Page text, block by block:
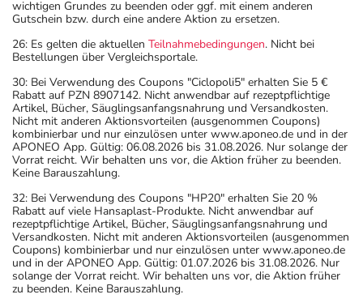
wichtigen Grundes zu beenden oder ggf. mit einem anderen
Gutschein bzw. durch eine andere Aktion zu ersetzen.
26: Es gelten die aktuellen Teilnahmebedingungen. Nicht bei
Bestellungen über Vergleichsportale.
30: Bei Verwendung des Coupons "Ciclopoli5" erhalten Sie 5 €
Rabatt auf PZN 8907142. Nicht anwendbar auf rezeptpflichtige
Artikel, Bücher, Säuglingsanfangsnahrung und Versandkosten.
Nicht mit anderen Aktionsvorteilen (ausgenommen Coupons)
kombinierbar und nur einzulösen unter www.aponeo.de und in der
APONEO App. Gültig: 06.08.2026 bis 31.08.2026. Nur solange der
Vorrat reicht. Wir behalten uns vor, die Aktion früher zu beenden.
Keine Barauszahlung.
32: Bei Verwendung des Coupons "HP20" erhalten Sie 20 %
Rabatt auf viele Hansaplast-Produkte. Nicht anwendbar auf
rezeptpflichtige Artikel, Bücher, Säuglingsanfangsnahrung und
Versandkosten. Nicht mit anderen Aktionsvorteilen (ausgenommen
Coupons) kombinierbar und nur einzulösen unter www.aponeo.de
und in der APONEO App. Gültig: 01.07.2026 bis 31.08.2026. Nur
solange der Vorrat reicht. Wir behalten uns vor, die Aktion früher
zu beenden. Keine Barauszahlung.